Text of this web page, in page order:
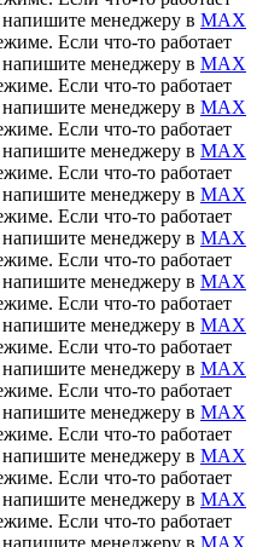
менеджеру в MAX
Если что-то работает
менеджеру в MAX
Если что-то работает
менеджеру в MAX
Если что-то работает
менеджеру в MAX
Если что-то работает
менеджеру в MAX
Если что-то работает
менеджеру в MAX
Если что-то работает
менеджеру в MAX
Если что-то работает
менеджеру в MAX
Если что-то работает
менеджеру в MAX
Если что-то работает
менеджеру в MAX
Если что-то работает
менеджеру в MAX
Если что-то работает
менеджеру в MAX
Если что-то работает
менеджеру в MAX